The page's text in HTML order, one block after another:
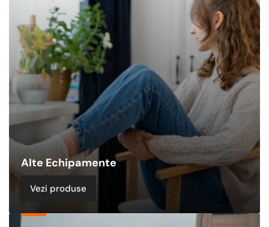
Alte Echipamente
Vezi produse
Pachete